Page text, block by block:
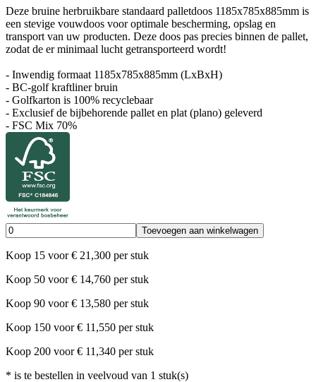
Deze bruine herbruikbare standaard palletdoos 1185x785x885mm is
een stevige vouwdoos voor optimale bescherming, opslag en
transport van uw producten. Deze doos pas precies binnen de pallet,
zodat de er minimaal lucht getransporteerd wordt!
- Inwendig formaat 1185x785x885mm (LxBxH)
- BC-golf kraftliner bruin
- Golfkarton is 100% recyclebaar
- Exclusief de bijbehorende pallet en plat (plano) geleverd
- FSC Mix 70%
Toevoegen aan winkelwagen
Koop 15 voor € 21,300 per stuk
Koop 50 voor € 14,760 per stuk
Koop 90 voor € 13,580 per stuk
Koop 150 voor € 11,550 per stuk
Koop 200 voor € 11,340 per stuk
* is te bestellen in veelvoud van 1 stuk(s)